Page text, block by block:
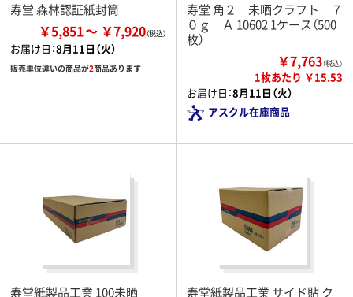
寿堂 森林認証紙封筒
￥5,851 ￥7,920
お届け日：8月11日（火）
販売単位違いの商品が2商品あります
寿堂 角２ 未晒クラフト ７
０ｇ Ａ 10602 1ケース（500
枚）
￥7,763（税込）
1枚あたり ￥15.53
お届け日：8月11日（火）
アスクル在庫商品
寿堂紙製品工業 100未晒 寿堂紙製品工業 サイド貼 ク